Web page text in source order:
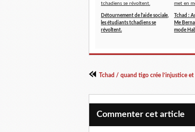
Détournement de l'aide sociale,
les étudiants tchadiens se
révoltent.
Tchad :
Me
mode
Tchad / quand tigo crée l’injustice
Commenter cet article